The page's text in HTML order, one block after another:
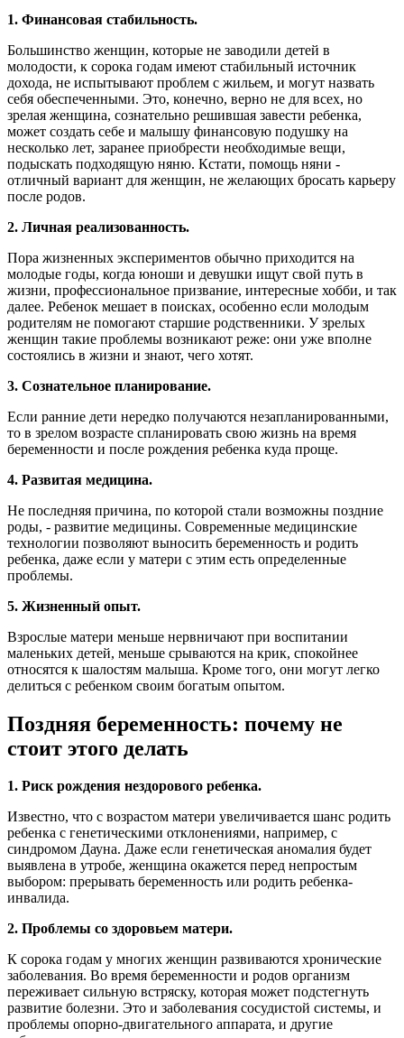
1. Финансовая стабильность.
Большинство женщин, которые не заводили детей в
молодости, к сорока годам имеют стабильный источник
дохода, не испытывают проблем с жильем, и могут назвать
себя обеспеченными. Это, конечно, верно не для всех, но
зрелая женщина, сознательно решившая завести ребенка,
может создать себе и малышу финансовую подушку на
несколько лет, заранее приобрести необходимые вещи,
подыскать подходящую няню. Кстати, помощь няни -
отличный вариант для женщин, не желающих бросать карьеру
после родов.
2. Личная реализованность.
Пора жизненных экспериментов обычно приходится на
молодые годы, когда юноши и девушки ищут свой путь в
жизни, профессиональное призвание, интересные хобби, и так
далее. Ребенок мешает в поисках, особенно если молодым
родителям не помогают старшие родственники. У зрелых
женщин такие проблемы возникают реже: они уже вполне
состоялись в жизни и знают, чего хотят.
3. Сознательное планирование.
Если ранние дети нередко получаются незапланированными,
то в зрелом возрасте спланировать свою жизнь на время
беременности и после рождения ребенка куда проще.
4. Развитая медицина.
Не последняя причина, по которой стали возможны поздние
роды, - развитие медицины. Современные медицинские
технологии позволяют выносить беременность и родить
ребенка, даже если у матери с этим есть определенные
проблемы.
5. Жизненный опыт.
Взрослые матери меньше нервничают при воспитании
маленьких детей, меньше срываются на крик, спокойнее
относятся к шалостям малыша. Кроме того, они могут легко
делиться с ребенком своим богатым опытом.
Поздняя беременность: почему не
стоит этого делать
1. Риск рождения нездорового ребенка.
Известно, что с возрастом матери увеличивается шанс родить
ребенка с генетическими отклонениями, например, с
синдромом Дауна. Даже если генетическая аномалия будет
выявлена в утробе, женщина окажется перед непростым
выбором: прерывать беременность или родить ребенка-
инвалида.
2. Проблемы со здоровьем матери.
К сорока годам у многих женщин развиваются хронические
заболевания. Во время беременности и родов организм
переживает сильную встряску, которая может подстегнуть
развитие болезни. Это и заболевания сосудистой системы, и
проблемы опорно-двигательного аппарата, и другие